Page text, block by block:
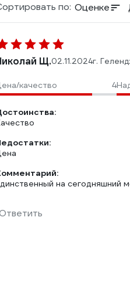
по: Оценке
Щ.02.11.2024г.
качество 4
на сегодняшний